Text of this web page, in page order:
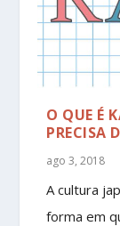
O QUE É
PRECISA
ago 3, 2018
A cultura
forma em